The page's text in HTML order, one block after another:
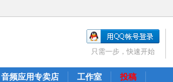
只需一步，快速开始
音频应用专卖店 工作室 投稿